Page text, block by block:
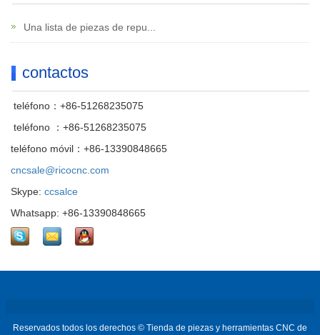
Una lista de piezas de repu...
contactos
teléfono：+86-51268235075
teléfono ：+86-51268235075
teléfono móvil：+86-13390848665
cncsale@ricocnc.com
Skype: ccsalce
Whatsapp: +86-13390848665
Reservados todos los derechos © Tienda de piezas y herramientas CNC de